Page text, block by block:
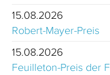
15.08.2026
Robert-Mayer-Preis
15.08.2026
Feuilleton-Preis der